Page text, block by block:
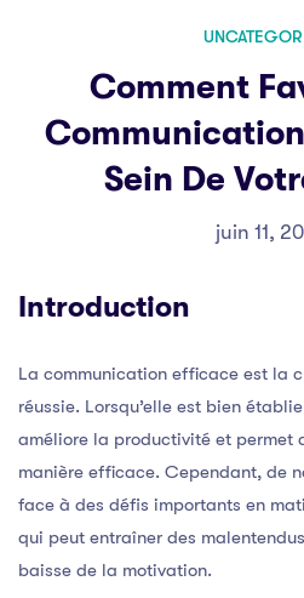
Comment
Sein De
juin 11,
Introduction
La communication efficace est la
réussie. Lorsqu’elle est bien
améliore la productivité et permet
manière efficace. Cependant, de
face à des défis importants en
qui peut entraîner des
baisse de la motivation.